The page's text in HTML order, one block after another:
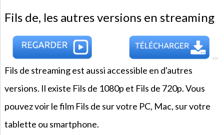
Fils de, les autres versions en streaming
Fils de streaming est aussi accessible en d'autres
versions. Il existe Fils de 1080p et Fils de 720p. Vous
pouvez voir le film Fils de sur votre PC, Mac, sur votre
tablette ou smartphone.